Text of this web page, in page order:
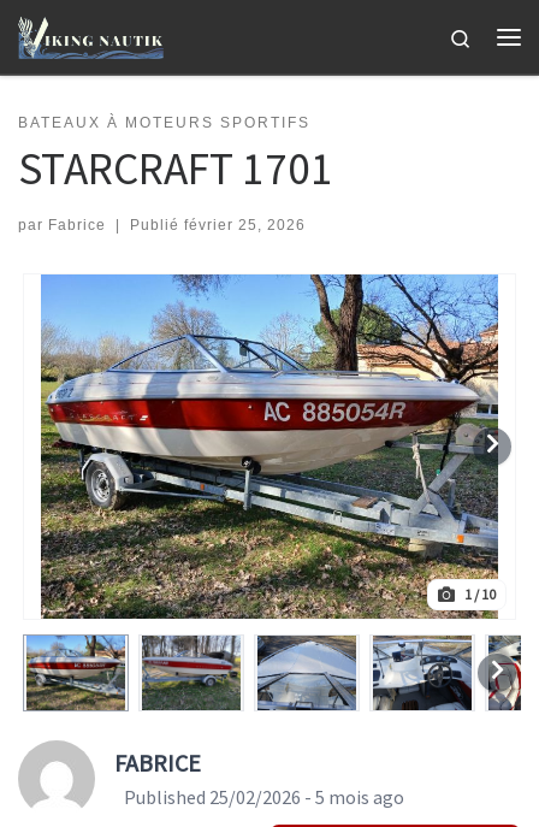
Passer au contenu
Search
BATEAUX À MOTEURS SPORTIFS
STARCRAFT 1701
par Fabrice Publié février 25, 2026
1 / 10
FABRICE
Published 25/02/2026 - 5 mois ago